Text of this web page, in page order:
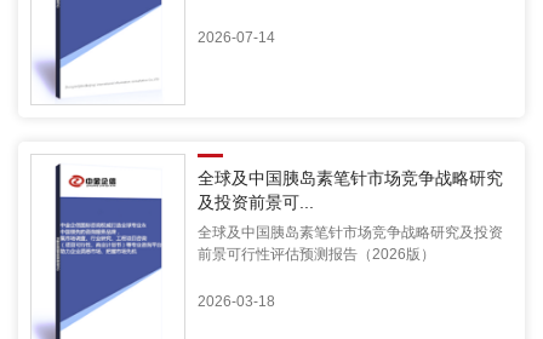
2026-07-14
全球及中国胰岛素笔针市场竞争战略研究
及投资前景可...
全球及中国胰岛素笔针市场竞争战略研究及投资
前景可行性评估预测报告（2026版）
2026-03-18